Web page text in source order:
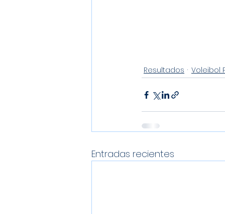
Resultados Voleibol
Entradas recientes